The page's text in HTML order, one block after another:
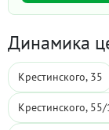
Динамика
Крестинского, 35
Крестинского, 55/